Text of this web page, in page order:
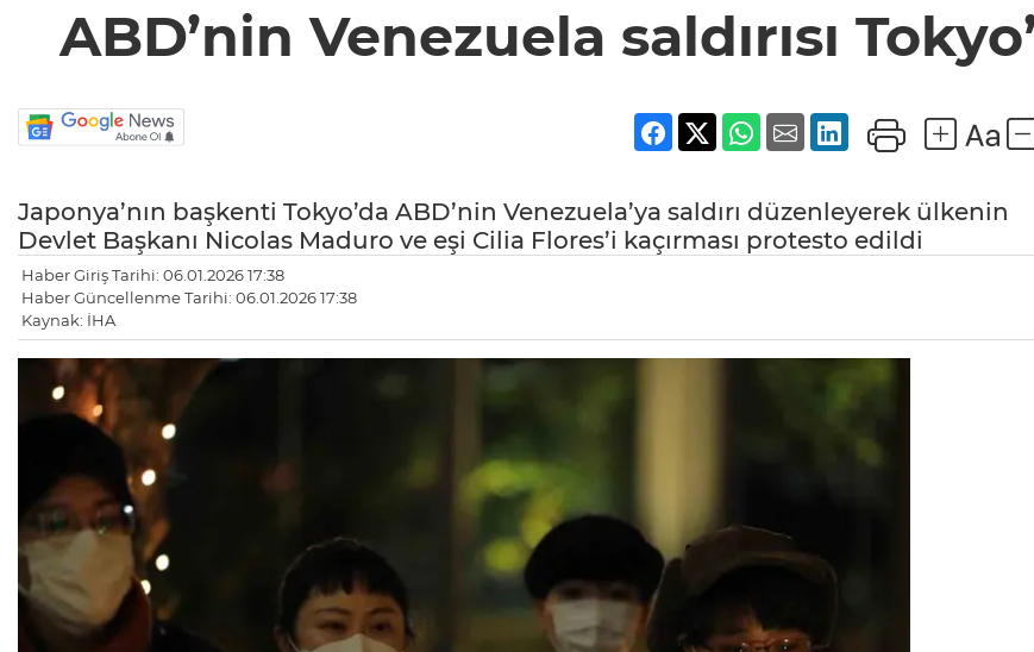
ABD’nin Venezuela saldırısı
Japonya’nın başkenti Tokyo’da ABD’nin Venezuela’ya saldırı düzenleyerek ülkenin
Devlet Başkanı Nicolas Maduro ve eşi Cilia Flores’i kaçırması protesto edildi
Haber Giriş Tarihi: 06.01.2026 17:38
Haber Güncellenme Tarihi: 06.01.2026 17:38
Kaynak: İHA